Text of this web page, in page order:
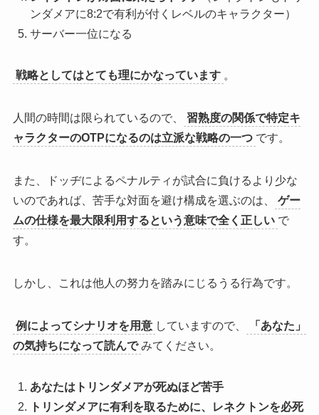
ンダメアに8:2で有利が付くレベルのキャラクター）
サーバー一位になる
戦略としてはとても理にかなっています 。
人間の時間は限られているので、
習熟度の関係で特定キ
ャラクターのOTPになるのは立派な戦略の一つ です。
また、ドッヂによるペナルティが試合に負けるより少な
いのであれば、苦手な対面を避け構成を選ぶのは、
ゲー
ムの仕様を最大限利用するという意味で全く正しい で
す。
しかし、これは他人の努力を踏みにじるうる行為です。
例によってシナリオを用意 していますので、
「あなた」
の気持ちになって読んで みてください。
あなたはトリンダメアが死ぬほど苦手
トリンダメアに有利を取るために、レネクトンを必死